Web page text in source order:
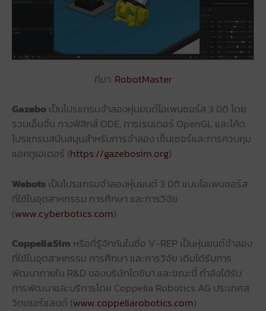
ที่มา: RobotMaster
Gazeboเป็นโปรแกรมจำลองหุ่นยนต์โอเพนซอร์ส 3 มิติ โดย
รวมเอ็นจิ้น ทางฟิสิกส์ ODE, การเรนเดอร์ OpenGL และโค้ด
โปรแกรมสนับสนุนสำหรับการจำลอง เซ็นเซอร์และการควบคุม
แอคทูเอเตอร์ (https://gazebosim.org)
Webotsเป็นโปรแกรมจำลองหุ่นยนต์ 3 มิติ แบบโอเพนซอร์ส
ที่ใช้ในอุตสาหกรรม การศึกษา และการวิจัย
(www.cyberbotics.com)
CoppeliaSim หรือที่รู้จักกันในชื่อ V-REP เป็นหุ่นยนต์จำลอง
ที่ใช้ในอุตสาหกรรม การศึกษา และการวิจัย เดิมได้รับการ
พัฒนาภายใน R&D ของบริษัทโตชิบา และขณะนี้ กำลังได้รับ
การพัฒนาและบริการโดย Coppelia Robotics AG ประเทศส
วิตเซอร์แลนด์ (www.coppeliarobotics.com)